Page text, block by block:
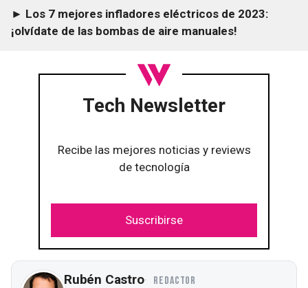
► Los 7 mejores infladores eléctricos de 2023:
¡olvídate de las bombas de aire manuales!
Tech Newsletter
Recibe las mejores noticias y reviews
de tecnología
Suscribirse
Rubén Castro REDACTOR